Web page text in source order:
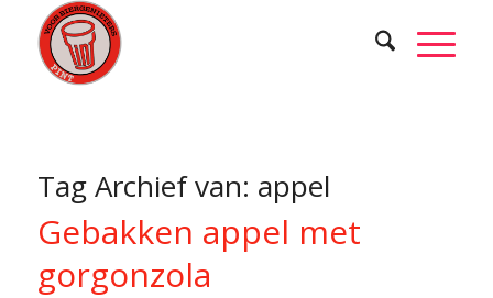
Tag Archief van: appel
Gebakken appel met
gorgonzola